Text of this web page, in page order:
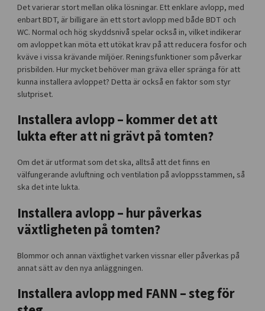
Det varierar stort mellan olika lösningar. Ett enklare avlopp, med
enbart BDT, är billigare än ett stort avlopp med både BDT och
WC. Normal och hög skyddsnivå spelar också in, vilket indikerar
om avloppet kan möta ett utökat krav på att reducera fosfor och
kväve i vissa krävande miljöer. Reningsfunktioner som påverkar
prisbilden. Hur mycket behöver man gräva eller spränga för att
kunna installera avloppet? Detta är också en faktor som styr
slutpriset.
Installera avlopp – kommer det att
lukta efter att ni grävt på tomten?
Om det är utformat som det ska, alltså att det finns en
välfungerande avluftning och ventilation på avloppsstammen, så
ska det inte lukta.
Installera avlopp – hur påverkas
växtligheten på tomten?
Blommor och annan växtlighet varken vissnar eller påverkas på
annat sätt av den nya anläggningen.
Installera avlopp med FANN – steg för